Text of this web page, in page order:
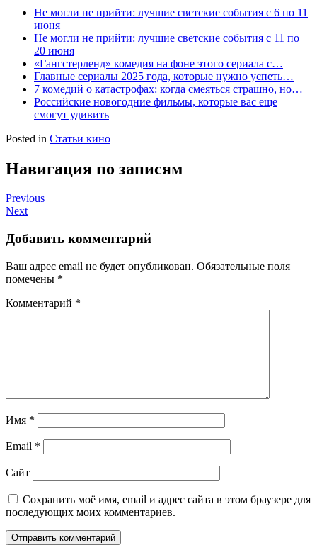
Не могли не прийти: лучшие светские события с 6 по 11
июня
Не могли не прийти: лучшие светские события с 11 по
20 июня
«Гангстерленд» комедия на фоне этого сериала с…
Главные сериалы 2025 года, которые нужно успеть…
7 комедий о катастрофах: когда смеяться страшно, но…
Российские новогодние фильмы, которые вас еще
смогут удивить
Posted in Статьи кино
Навигация по записям
Previous
Next
Добавить комментарий
Ваш адрес email не будет опубликован. Обязательные поля
помечены *
Комментарий *
Имя *
Email *
Сайт
Сохранить моё имя, email и адрес сайта в этом браузере для
последующих моих комментариев.